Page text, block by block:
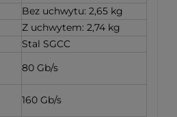
Bez uchwytu: 2,65 kg
Z uchwytem: 2,74 kg
Stal SGCC
80 Gb/s
160 Gb/s